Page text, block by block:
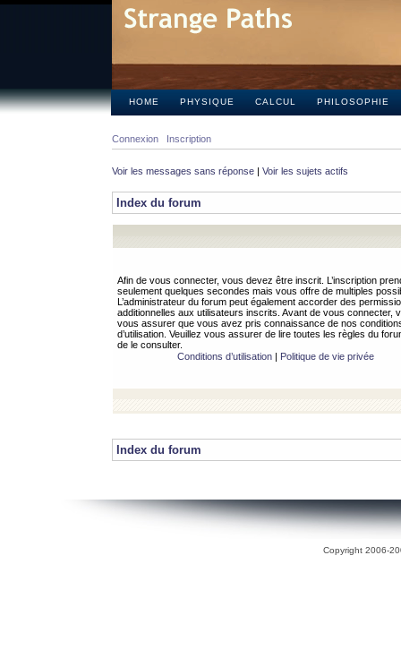
HOME PHYSIQUE CALCUL PHILOSOPHIE
Connexion Inscription
Voir les messages sans réponse | Voir les sujets actifs
Index du forum
Afin de vous connecter, vous devez être inscrit. L’inscription
seulement quelques secondes mais vous offre de multiples
L’administrateur du forum peut également accorder des
additionnelles aux utilisateurs inscrits. Avant de vous connecter,
vous assurer que vous avez pris connaissance de nos
d’utilisation. Veuillez vous assurer de lire toutes les règles du
de le consulter.
Conditions d’utilisation| Politique de vie privée
Index du forum
Copyright 2006-